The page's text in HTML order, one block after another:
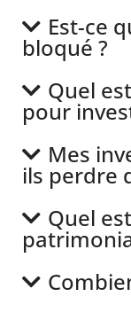
Est-ce
bloqué ?
Quel
pour
Mes
ils perdre
Quel